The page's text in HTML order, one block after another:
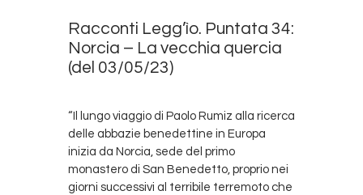
Racconti Legg’ìo. Puntata 34:
Norcia – La vecchia quercia
(del 03/05/23)
“Il lungo viaggio di Paolo Rumiz alla ricerca
delle abbazie benedettine in Europa
inizia da Norcia, sede del primo
monastero di San Benedetto, proprio nei
giorni successivi al terribile terremoto che